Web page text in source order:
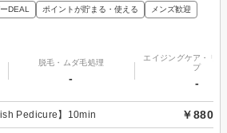
DEAL ポイントが貯まる・使える メンズ歓迎
脱毛・ムダ毛処理
-
エイジングケア・リ
プ
-
Pedicure】10min ￥880